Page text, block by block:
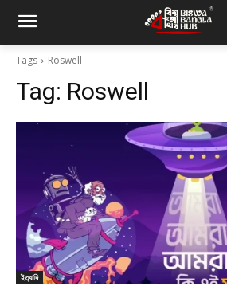
Tags Roswell
Tag: Roswell
ইত্যাদি